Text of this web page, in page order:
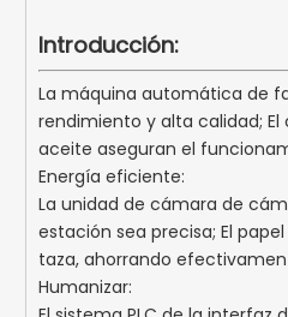
Introducción:
La máquina automática de
rendimiento y alta calidad;
aceite aseguran el
Energía eficiente:
La unidad de cámara de
estación sea precisa; El
taza, ahorrando
Humanizar: